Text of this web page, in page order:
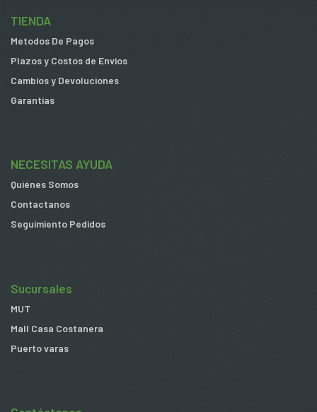
TIENDA
Metodos De Pagos
Plazos y Costos de Envios
Cambios y Devoluciones
Garantias
NECESITAS AYUDA
Quiénes Somos
Contactanos
Seguimiento Pedidos
Sucursales
MUT
Mall Casa Costanera
Puerto varas